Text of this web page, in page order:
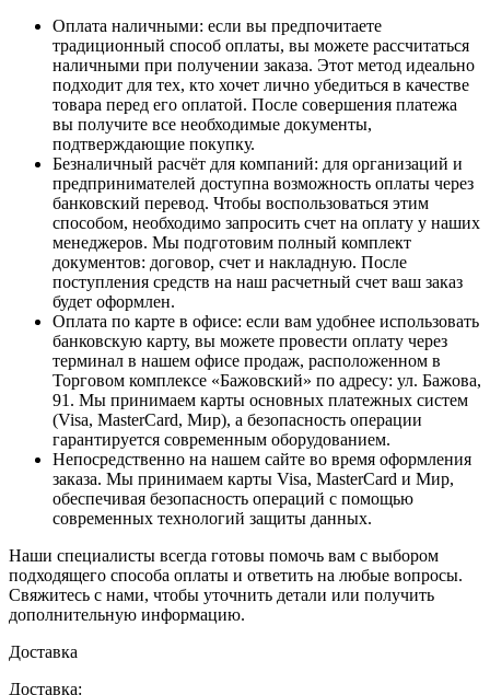
Оплата наличными: если вы предпочитаете
традиционный способ оплаты, вы можете рассчитаться
наличными при получении заказа. Этот метод идеально
подходит для тех, кто хочет лично убедиться в качестве
товара перед его оплатой. После совершения платежа
вы получите все необходимые документы,
подтверждающие покупку.
Безналичный расчёт для компаний: для организаций и
предпринимателей доступна возможность оплаты через
банковский перевод. Чтобы воспользоваться этим
способом, необходимо запросить счет на оплату у наших
менеджеров. Мы подготовим полный комплект
документов: договор, счет и накладную. После
поступления средств на наш расчетный счет ваш заказ
будет оформлен.
Оплата по карте в офисе: если вам удобнее использовать
банковскую карту, вы можете провести оплату через
терминал в нашем офисе продаж, расположенном в
Торговом комплексе «Бажовский» по адресу: ул. Бажова,
91. Мы принимаем карты основных платежных систем
(Visa, MasterCard, Мир), а безопасность операции
гарантируется современным оборудованием.
Непосредственно на нашем сайте во время оформления
заказа. Мы принимаем карты Visa, MasterCard и Мир,
обеспечивая безопасность операций с помощью
современных технологий защиты данных.
Наши специалисты всегда готовы помочь вам с выбором
подходящего способа оплаты и ответить на любые вопросы.
Свяжитесь с нами, чтобы уточнить детали или получить
дополнительную информацию.
Доставка
Доставка: